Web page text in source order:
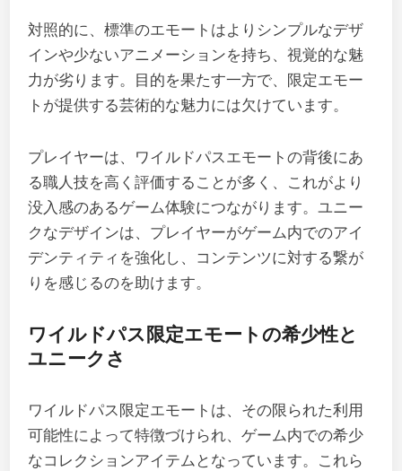
対照的に、標準のエモートはよりシンプルなデザ
インや少ないアニメーションを持ち、視覚的な魅
力が劣ります。目的を果たす一方で、限定エモー
トが提供する芸術的な魅力には欠けています。
プレイヤーは、ワイルドパスエモートの背後にあ
る職人技を高く評価することが多く、これがより
没入感のあるゲーム体験につながります。ユニー
クなデザインは、プレイヤーがゲーム内でのアイ
デンティティを強化し、コンテンツに対する繋が
りを感じるのを助けます。
ワイルドパス限定エモートの希少性と
ユニークさ
ワイルドパス限定エモートは、その限られた利用
可能性によって特徴づけられ、ゲーム内での希少
なコレクションアイテムとなっています。これら